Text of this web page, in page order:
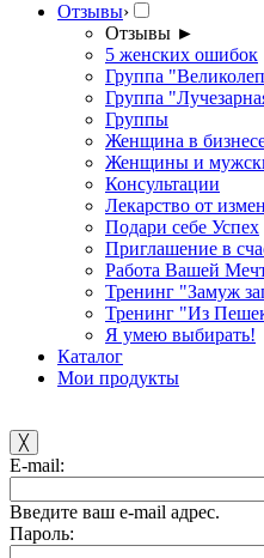
Отзывы›
Отзывы ►
5 женских ошибок
Группа
Группа
Группы
Женщина в
Женщины и
Консультации
Лекарство от измен
Подари себе Успех
Приглашение в
Работа Вашей
Тренинг "Замуж
Тренинг "Из
Я умею выбирать!
Каталог
Мои продукты
╳
E-mail:
Введите ваш e-mail адрес.
Пароль: